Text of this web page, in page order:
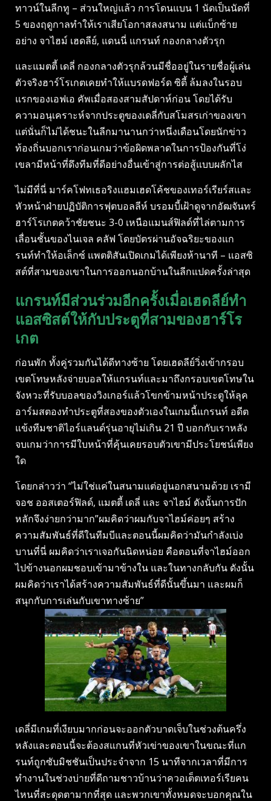
ทาวน์ในลีกทู – ส่วนใหญ่แล้ว การโดนแบน 1 นัดเป็นนัดที่
5 ของฤดูกาลทําให้เราเสียโอกาสลงสนาม แต่แบ็กซ้าย
อย่าง จาไฮม์ เฮดลีย์, แดนนี่ แกรนท์ กองกลางตัวรุก
และแมตตี้ เดลี่ กองกลางตัวรุกล้วนมีชื่ออยู่ในรายชื่อผู้เล่น
ตัวจริงฮาร์โรเกตเคยทําให้แบรดฟอร์ด ซิตี้ ล้มลงในรอบ
แรกของเอฟเอ คัพเมื่อสองสามสัปดาห์ก่อน โดยได้รับ
ความอนุเคราะห์จากประตูของเดลี่กับสโมสรเก่าของเขา
แต่นั่นก็ไม่ได้ชนะในลีกมานานกว่าหนึ่งเดือนโดยนักข่าว
ท้องถิ่นบอกเราก่อนเกมว่าข้อผิดพลาดในการป้องกันที่โง่
เขลามีหน้าที่ดึงทีมที่ดีอย่างอื่นเข้าสู่การต่อสู้แบบผลักไส
ไม่มีที่นี่ มาร์คโฟทเธอริงแฮมเฮดโค้ชของเทอร์เรียร์สและ
หัวหน้าฝ่ายปฏิบัติการฟุตบอลลีห์ บรอมบี้เฝ้าดูจากอัฒจันทร์
ฮาร์โรเกตคว้าชัยชนะ 3-0 เหนือแมนส์ฟิลด์ที่ไล่ตามการ
เลื่อนชั้นของไนเจล คลัฟ โดยบัตรผ่านอัจฉริยะของแก
รนท์ทําให้อเล็กซ์ แพตติสันเปิดเกมได้เพียงห้านาที – แอสซิ
สต์ที่สามของเขาในการออกนอกบ้านในลีกแปดครั้งล่าสุด
แกรนท์มีส่วนร่วมอีกครั้งเมื่อเฮดลีย์ทํา
แอสซิสต์ให้กับประตูที่สามของฮาร์โร
เกต
ก่อนพัก ทั้งคู่รวมกันได้ดีทางซ้าย โดยเฮดลีย์วิ่งเข้ากรอบ
เขตโทษหลังจ่ายบอลให้แกรนท์และมาถึงกรอบเขตโทษใน
จังหวะที่รับบอลของวิงเกอร์แล้วโขกข้ามหน้าประตูให้ลุค
อาร์มสตองทําประตูที่สองของตัวเองในเกมนี้แกรนท์ อดีต
แข้งทีมชาติไอร์แลนด์รุ่นอายุไม่เกิน 21 ปี บอกกับเราหลัง
จบเกมว่าการมีใบหน้าที่คุ้นเคยรอบตัวเขามีประโยชน์เพียง
ใด
โดยกล่าวว่า “ไม่ใช่แค่ในสนามแต่อยู่นอกสนามด้วย เรามี
จอช ออสเตอร์ฟิลด์, แมตตี้ เดลี่ และ จาไฮม์ ดังนั้นการปัก
หลักจึงง่ายกว่ามาก”ผมคิดว่าผมกับจาไฮม์ค่อยๆ สร้าง
ความสัมพันธ์ที่ดีในทีมบีและตอนนี้ผมคิดว่ามันกําลังเบ่ง
บานที่นี่ ผมคิดว่าเราเจอกันนิดหน่อย คือตอนที่จาไฮม์ออก
ไปข้างนอกผมชอบเข้ามาข้างใน และในทางกลับกัน ดังนั้น
ผมคิดว่าเราได้สร้างความสัมพันธ์ที่ดีนั้นขึ้นมา และผมก็
สนุกกับการเล่นกับเขาทางซ้าย”
เดลี่มีเกมที่เงียบมากก่อนจะออกตัวบาดเจ็บในช่วงต้นครึ่ง
หลังและตอนนี้จะต้องสแกนที่หัวเข่าของเขาในขณะที่แก
รนท์ถูกซับมิชชันเป็นประจําจาก 15 นาทีจากเวลาที่มีการ
ทํางานในช่วงบ่ายที่ดีถามชาวบ้านว่าควอเต็ตเทอร์เรียคน
ไหนที่สะดุดตามากที่สุด และพวกเขาทั้งหมดจะบอกคุณใน